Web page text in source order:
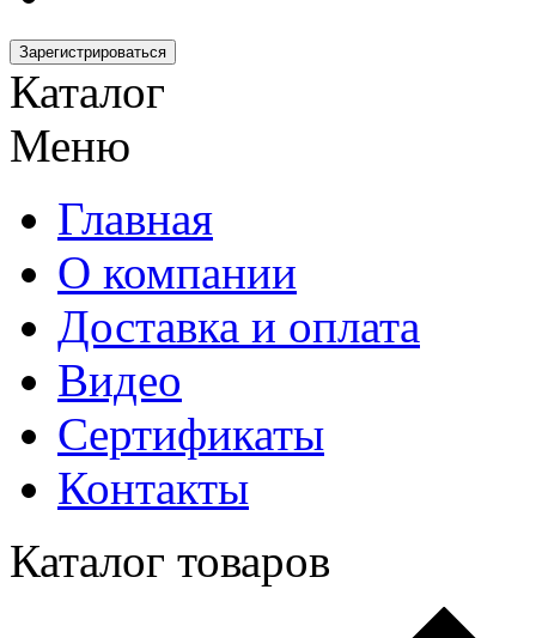
Зарегистрироваться
Каталог
Меню
Главная
О компании
Доставка и оплата
Видео
Сертификаты
Контакты
Каталог товаров